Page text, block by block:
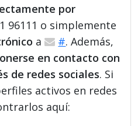
por
96111 o simplemente
a #. Además,
en contacto con
de redes sociales. Si
activos en redes
aquí: